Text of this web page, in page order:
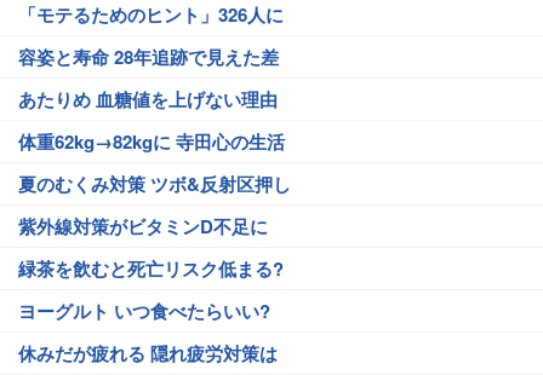
「モテるためのヒント」326人に
容姿と寿命 28年追跡で見えた差
あたりめ 血糖値を上げない理由
体重62kg→82kgに 寺田心の生活
夏のむくみ対策 ツボ&反射区押し
紫外線対策がビタミンD不足に
緑茶を飲むと死亡リスク低まる?
ヨーグルト いつ食べたらいい?
休みだが疲れる 隠れ疲労対策は